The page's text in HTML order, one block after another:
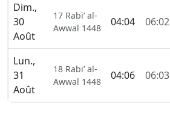
Dim.,
30
Août
17 Rabi’ al-
Awwal 1448
04:04 06:02
Lun.,
31
Août
18 Rabi’ al-
Awwal 1448
04:06 06:03